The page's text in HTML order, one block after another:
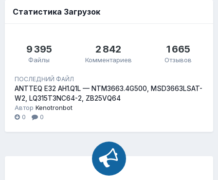
Статистика Загрузок
9 395
Файлы
2 842
Комментариев
1 665
Отзывов
ПОСЛЕДНИЙ ФАЙЛ
ANTTEQ E32 AH1.Q1L — NTM3663.4G500, MSD3663LSAT-
W2, LQ315T3NC64-2, ZB25VQ64
Автор Kenotronbot
0
0